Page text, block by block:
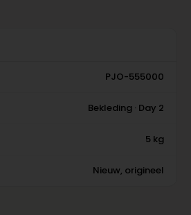
PJO-555000
Bekleding · Day 2
5 kg
Nieuw, origineel